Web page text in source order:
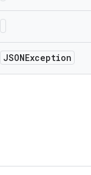
JSONException